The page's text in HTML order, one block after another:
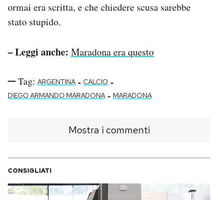
ormai era scritta, e che chiedere scusa sarebbe
stato stupido.
– Leggi anche: Maradona era questo
Tag: ARGENTINA - CALCIO -
DIEGO ARMANDO MARADONA - MARADONA
Mostra i commenti
CONSIGLIATI